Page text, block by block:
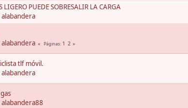
LIGERO PUEDE SOBRESALIR LA CARGA
alabandera
alabandera Páginas 1 2
tlf móvil.
alabandera
alabandera88